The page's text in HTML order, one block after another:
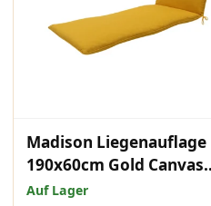
Madison Liegenauflage
190x60cm Gold Canvas
Eco+
Auf Lager